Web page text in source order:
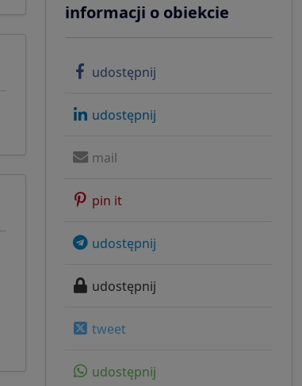
informacji o obiekcie
udostępnij
udostępnij
mail
pin it
udostępnij
udostępnij
tweet
udostępnij